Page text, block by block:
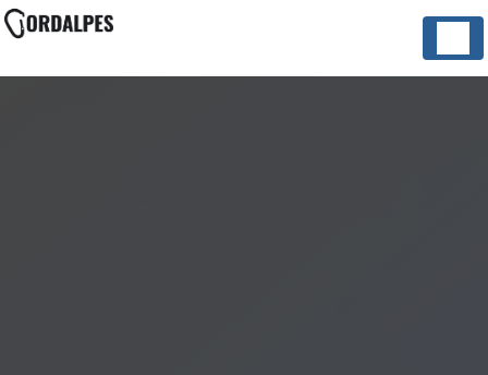
Panneau de gestion des cookies